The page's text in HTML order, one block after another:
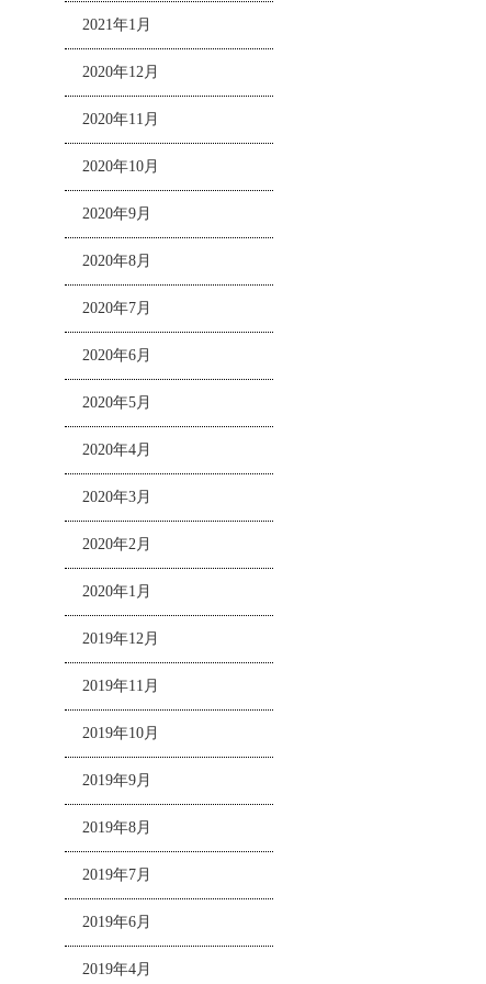
2021年1月
2020年12月
2020年11月
2020年10月
2020年9月
2020年8月
2020年7月
2020年6月
2020年5月
2020年4月
2020年3月
2020年2月
2020年1月
2019年12月
2019年11月
2019年10月
2019年9月
2019年8月
2019年7月
2019年6月
2019年4月